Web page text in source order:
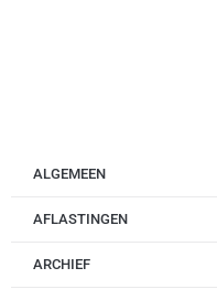
ALGEMEEN
AFLASTINGEN
ARCHIEF